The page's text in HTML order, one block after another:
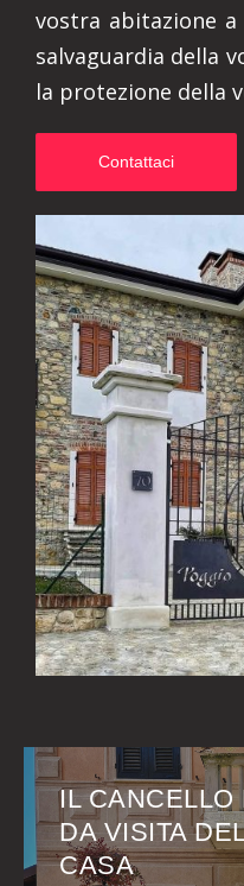
vostra abitazione
salvaguardia della
la protezione della
Contattaci
IL CANCELLO
DA VISITA
CASA